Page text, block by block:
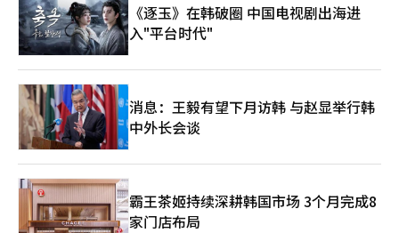
《逐玉》在韩破圈 中国电视剧出海进
入"平台时代"
消息：王毅有望下月访韩 与赵显举行韩
中外长会谈
霸王茶姬持续深耕韩国市场 3个月完成8
家门店布局